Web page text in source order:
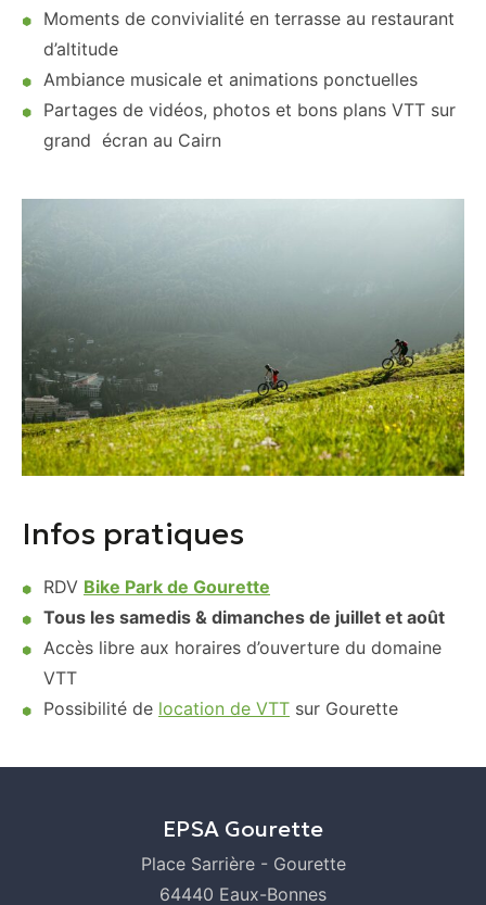
Moments de convivialité en terrasse au restaurant
d’altitude
Ambiance musicale et animations ponctuelles
Partages de vidéos, photos et bons plans VTT sur
grand écran au Cairn
Infos pratiques
RDV Bike Park de Gourette
Tous les samedis & dimanches de juillet et août
Accès libre aux horaires d’ouverture du domaine
VTT
Possibilité de location de VTT sur Gourette
EPSA Gourette
Place Sarrière - Gourette
64440 Eaux-Bonnes